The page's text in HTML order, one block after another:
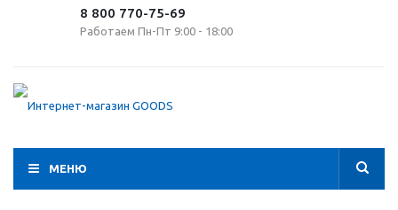
8 800 770-75-69
Работаем Пн-Пт 9:00 - 18:00
МЕНЮ